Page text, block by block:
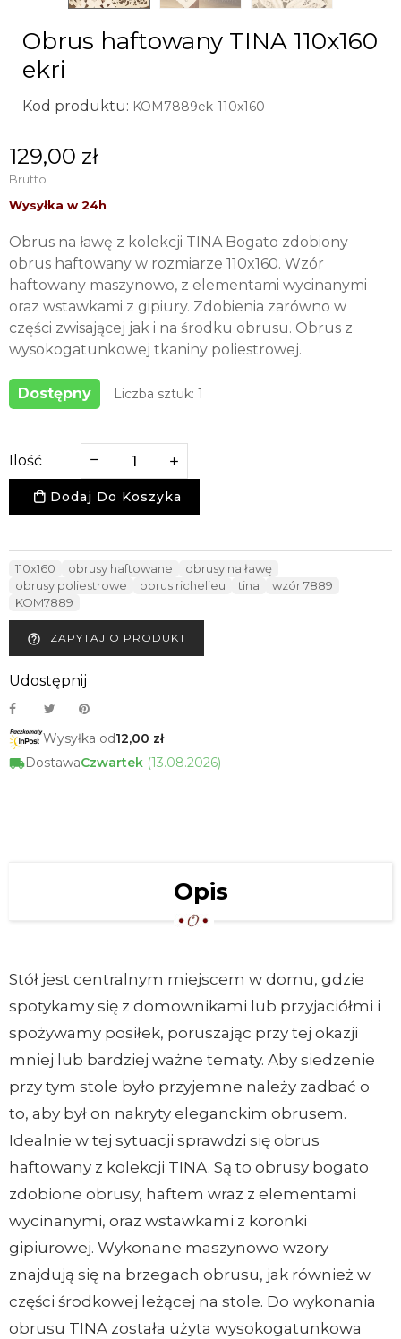
Obrus haftowany TINA 110x160
ekri
Kod produktu: KOM7889ek-110x160
129,00 zł
Brutto
Obrus na ławę z kolekcji TINA Bogato zdobiony
obrus haftowany w rozmiarze 110x160. Wzór
haftowany maszynowo, z elementami wycinanymi
oraz wstawkami z gipiury. Zdobienia zarówno w
części zwisającej jak i na środku obrusu. Obrus z
wysokogatunkowej tkaniny poliestrowej.
Dostępny Liczba sztuk: 1
Ilość
Dodaj Do Koszyka
110x160 obrusy haftowane
obrusy na ławę
obrusy poliestrowe
obrus richelieu tina
wzór 7889
KOM7889
help_outline ZAPYTAJ O PRODUKT
Udostępnij
Wysyłka od12,00 zł
DostawaCzwartek (13.08.2026)
Opis
Stół jest centralnym miejscem w domu, gdzie
spotykamy się z domownikami lub przyjaciółmi i
spożywamy posiłek, poruszając przy tej okazji
mniej lub bardziej ważne tematy. Aby siedzenie
przy tym stole było przyjemne należy zadbać o
to, aby był on nakryty eleganckim obrusem.
Idealnie w tej sytuacji sprawdzi się obrus
haftowany z kolekcji TINA. Są to obrusy bogato
zdobione obrusy, haftem wraz z elementami
wycinanymi, oraz wstawkami z koronki
gipiurowej. Wykonane maszynowo wzory
znajdują się na brzegach obrusu, jak również w
części środkowej leżącej na stole. Do wykonania
obrusu TINA została użyta wysokogatunkowa